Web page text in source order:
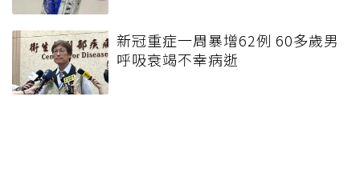
新冠重症一周暴增62例 60多歲男
呼吸衰竭不幸病逝